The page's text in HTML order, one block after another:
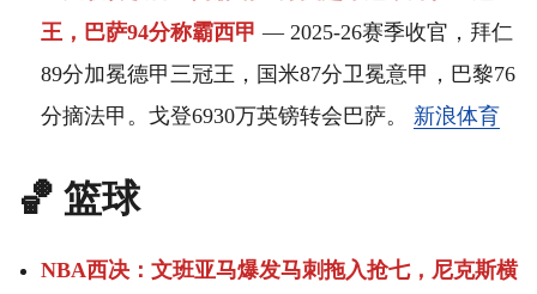
王，巴萨94分称霸西甲 — 2025-26赛季收官，拜仁
89分加冕德甲三冠王，国米87分卫冕意甲，巴黎76
分摘法甲。戈登6930万英镑转会巴萨。 新浪体育
🏀 篮球
NBA西决：文班亚马爆发马刺拖入抢七，尼克斯横